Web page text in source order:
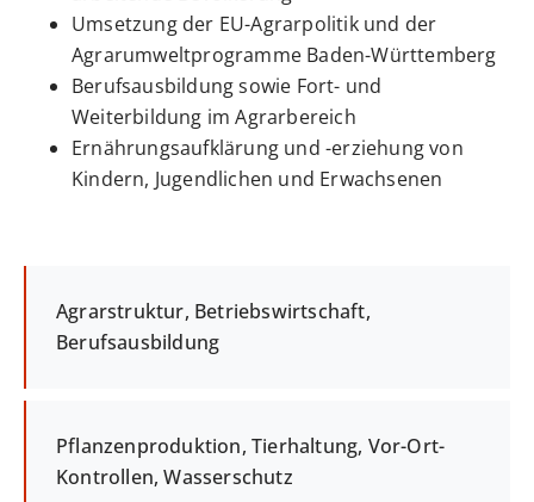
Umsetzung der EU-Agrarpolitik und der
Agrarumweltprogramme Baden-Württemberg
Berufsausbildung sowie Fort- und
Weiterbildung im Agrarbereich
Ernährungsaufklärung und -erziehung von
Kindern, Jugendlichen und Erwachsenen
Agrarstruktur, Betriebswirtschaft,
Berufsausbildung
Pflanzenproduktion, Tierhaltung, Vor-Ort-
Kontrollen, Wasserschutz